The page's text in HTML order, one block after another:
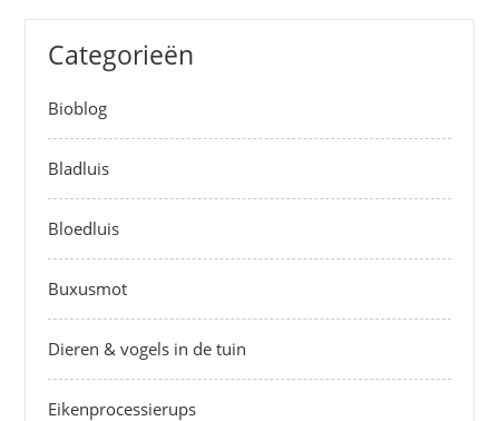
Categorieën
Bioblog
Bladluis
Bloedluis
Buxusmot
Dieren & vogels in de tuin
Eikenprocessierups